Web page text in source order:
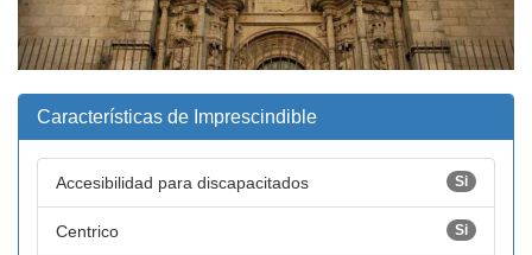
Características de Imprescindible
Accesibilidad para discapacitados Si
Centrico Si